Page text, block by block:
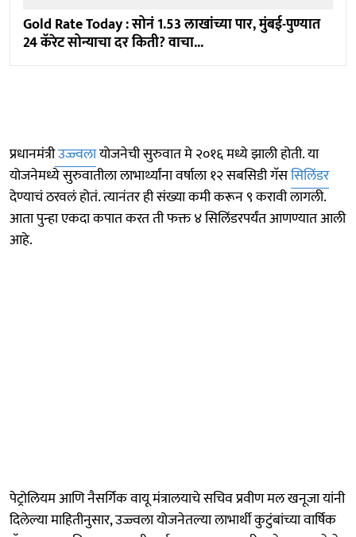
Gold Rate Today : सोनं 1.53 लाखांच्या पार, मुंबई-पुण्यात
24 कॅरेट सोन्याचा दर किती? वाचा...
प्रधानमंत्रीउज्ज्वलायोजनेची सुरुवात मे २०१६ मध्ये झाली होती. या
योजनेमध्ये सुरुवातीला लाभार्थ्यांना वर्षाला १२ सबसिडी गॅससिलिंडर
देण्याचं ठरवलं होतं. त्यानंतर ही संख्या कमी करून ९ करावी लागली.
आता पुन्हा एकदा कपात करत ती फक्त ४ सिलिंडरपर्यंत आणण्यात आली
आहे.
पेट्रोलियम आणि नैसर्गिक वायू मंत्रालयाचे सचिव प्रवीण मल खनूजा यांनी
दिलेल्या माहितीनुसार, उज्ज्वला योजनेतल्या लाभार्थी कुटुंबांच्या वार्षिक